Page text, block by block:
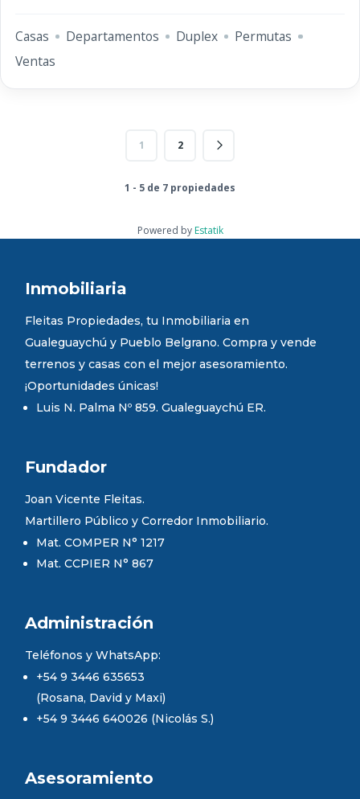
Casas Departamentos Duplex
Permutas
Ventas
1 2
1 - 5 de 7 propiedades
Powered by Estatik
Inmobiliaria
Fleitas Propiedades, tu Inmobiliaria en
Gualeguaychú y Pueblo Belgrano. Compra y vende
terrenos y casas con el mejor asesoramiento.
¡Oportunidades únicas!
Luis N. Palma Nº 859. Gualeguaychú ER.
Fundador
Joan Vicente Fleitas.
Martillero Público y Corredor Inmobiliario.
Mat. COMPER N° 1217
Mat. CCPIER N° 867
Administración
Teléfonos y WhatsApp:
+54 9 3446 635653
(Rosana, David y Maxi)
+54 9 3446 640026 (Nicolás S.)
Asesoramiento